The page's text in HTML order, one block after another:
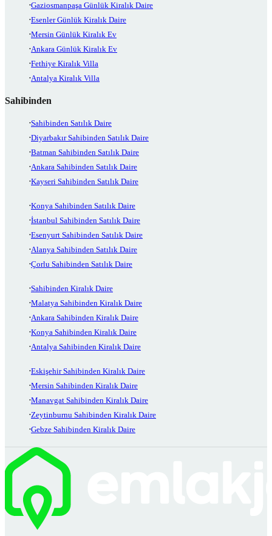
Gaziosmanpaşa Günlük Kiralık Daire
Esenler Günlük Kiralık Daire
Mersin Günlük Kiralık Ev
Ankara Günlük Kiralık Ev
Fethiye Kiralık Villa
Antalya Kiralık Villa
Sahibinden
Sahibinden Satılık Daire
Diyarbakır Sahibinden Satılık Daire
Batman Sahibinden Satılık Daire
Ankara Sahibinden Satılık Daire
Kayseri Sahibinden Satılık Daire
Konya Sahibinden Satılık Daire
İstanbul Sahibinden Satılık Daire
Esenyurt Sahibinden Satılık Daire
Alanya Sahibinden Satılık Daire
Çorlu Sahibinden Satılık Daire
Sahibinden Kiralık Daire
Malatya Sahibinden Kiralık Daire
Ankara Sahibinden Kiralık Daire
Konya Sahibinden Kiralık Daire
Antalya Sahibinden Kiralık Daire
Eskişehir Sahibinden Kiralık Daire
Mersin Sahibinden Kiralık Daire
Manavgat Sahibinden Kiralık Daire
Zeytinburnu Sahibinden Kiralık Daire
Gebze Sahibinden Kiralık Daire